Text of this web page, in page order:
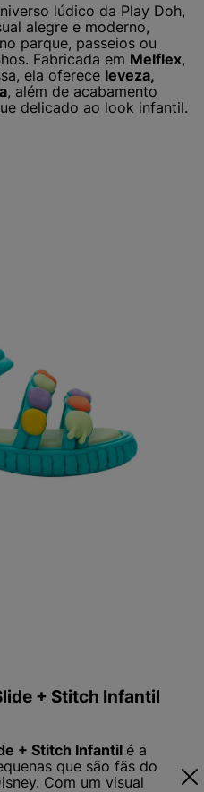
lúdico da Play Doh,
alegre e moderno,
parque, passeios ou
Fabricada em Melflex,
ela oferece leveza,
, além de acabamento
delicado ao look infantil.
+ Stitch Infantil
+ Stitch Infantil é a
que são fãs do
Com um visual